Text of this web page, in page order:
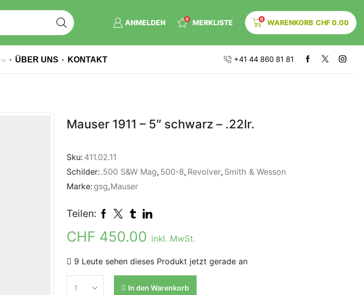
ANMELDEN 0 MERKLISTE 0 WARENKORB CHF0.00
ÜBER UNS KONTAKT +41 44 860 81 81
Mauser 1911 – 5″ schwarz – .22lr.
Sku: 411.02.11
Schilder:.500 S&W Mag, 500-8, Revolver, Smith & Wesson
Marke: gsg,Mauser
Teilen:
CHF 450.00 inkl. MwSt.
9 Leute sehen dieses Produkt jetzt gerade an
In den Warenkorb